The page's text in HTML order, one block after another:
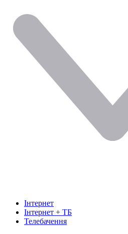
Інтернет
Інтернет + ТБ
Телебачення